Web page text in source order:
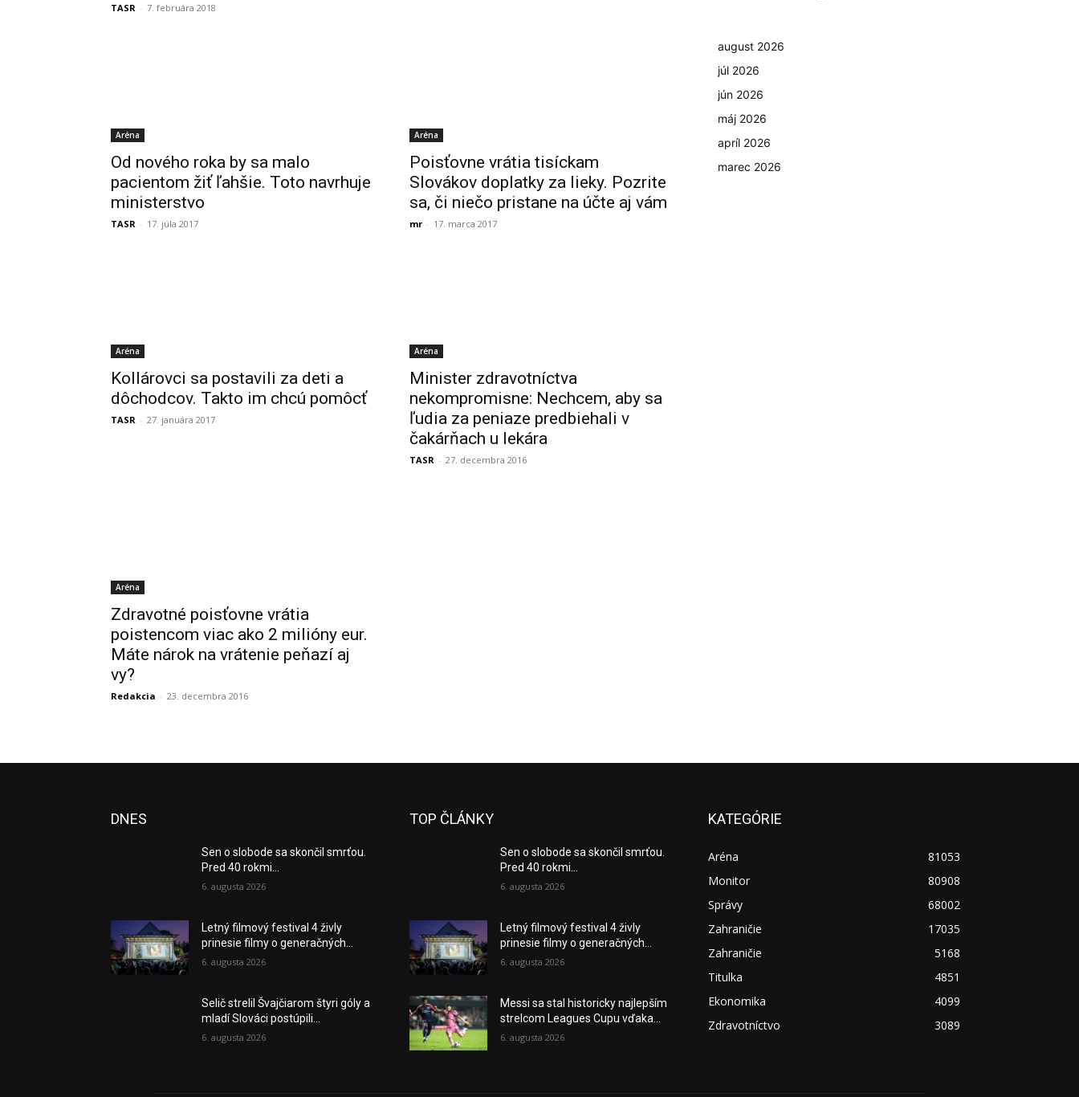
TASR - 7. februára 2018
Aréna
Od nového roka by sa malo
pacientom žiť ľahšie. Toto navrhuje
ministerstvo
TASR - 17. júla 2017
Aréna
Poisťovne vrátia tisíckam
Slovákov doplatky za lieky. Pozrite
sa, či niečo pristane na účte aj vám
mr - 17. marca 2017
Aréna
Kollárovci sa postavili za deti a
dôchodcov. Takto im chcú pomôcť
TASR - 27. januára 2017
Aréna
Minister zdravotníctva
nekompromisne: Nechcem, aby sa
ľudia za peniaze predbiehali v
čakárňach u lekára
TASR - 27. decembra 2016
Aréna
Zdravotné poisťovne vrátia
poistencom viac ako 2 milióny eur.
Máte nárok na vrátenie peňazí aj
vy?
Redakcia - 23. decembra 2016
august 2026
júl 2026
jún 2026
máj 2026
apríl 2026
marec 2026
DNES
Sen o slobode sa skončil smrťou.
Pred 40 rokmi...
6. augusta 2026
Letný filmový festival 4 živly
prinesie filmy o generačných...
6. augusta 2026
Selič strelil Švajčiarom štyri góly a
mladí Slováci postúpili...
6. augusta 2026
TOP ČLÁNKY
Sen o slobode sa skončil smrťou.
Pred 40 rokmi...
6. augusta 2026
Letný filmový festival 4 živly
prinesie filmy o generačných...
6. augusta 2026
Messi sa stal historicky najlepším
strelcom Leagues Cupu vďaka...
6. augusta 2026
KATEGÓRIE
Aréna
81053
Monitor
80908
Správy
68002
Zahraničie
17035
Zahraničie
5168
Titulka
4851
Ekonomika
4099
Zdravotníctvo
3089